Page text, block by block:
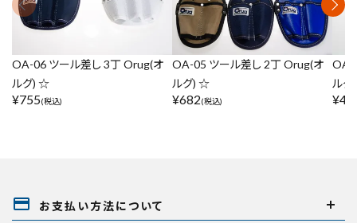
OA-06 ツール差し 3丁 Orug(オ
ルグ) ☆
¥755(税込)
OA-05 ツール差し 2丁 Orug(オ
ルグ) ☆
¥682(税込)
OA-
ルグ)
¥
payment お支払い方法について